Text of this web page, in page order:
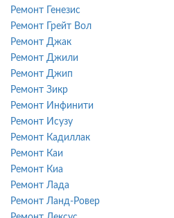
Ремонт Генезис
Ремонт Грейт Вол
Ремонт Джак
Ремонт Джили
Ремонт Джип
Ремонт Зикр
Ремонт Инфинити
Ремонт Исузу
Ремонт Кадиллак
Ремонт Каи
Ремонт Киа
Ремонт Лада
Ремонт Ланд-Ровер